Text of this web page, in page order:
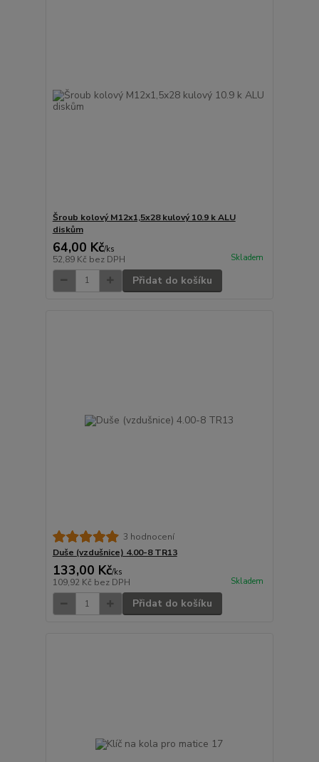
Šroub kolový M12x1,5x28 kulový 10.9 k ALU
diskům
64,00 Kč/ks
52,89 Kč bez DPH Skladem
Přidat do košíku
3 hodnocení
Duše (vzdušnice) 4.00-8 TR13
133,00 Kč/ks
109,92 Kč bez DPH Skladem
Přidat do košíku